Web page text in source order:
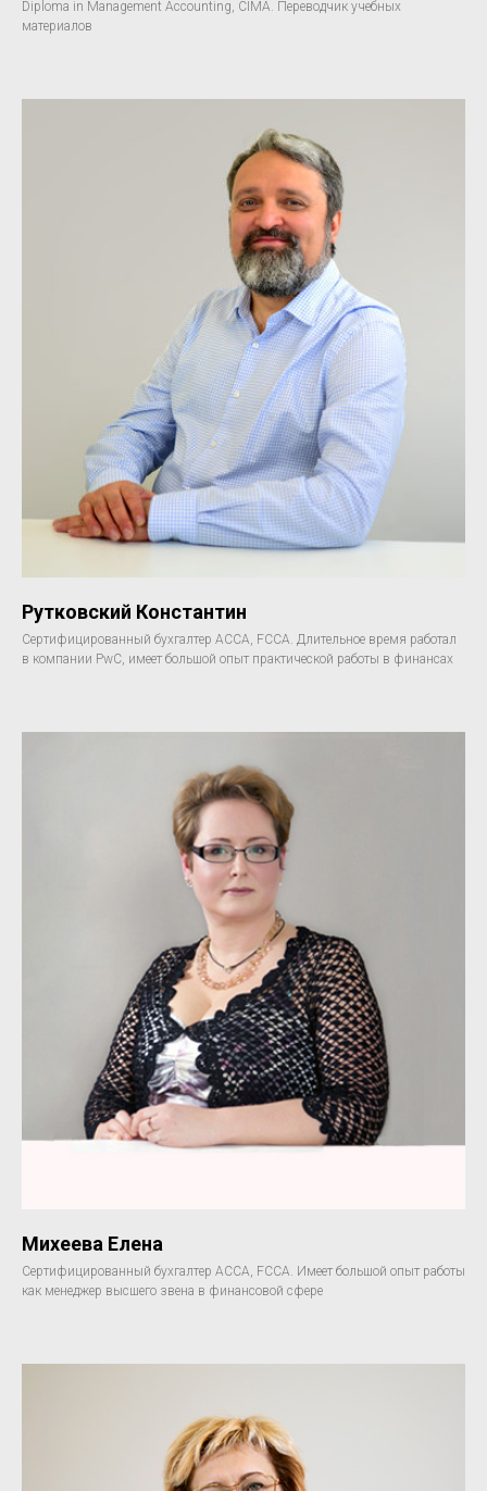
Diploma in Management Accounting, CIMA. Переводчик учебных
материалов
Рутковский Константин
Сертифицированный бухгалтер АССА, FCCA. Длительное время работал
в компании PwC, имеет большой опыт практической работы в финансах
Михеева Елена
Сертифицированный бухгалтер АССА, FCCA. Имеет большой опыт работы
как менеджер высшего звена в финансовой сфере